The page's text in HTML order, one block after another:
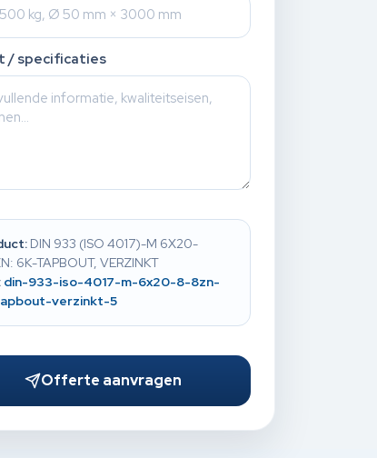
/ specificaties
DIN 933 (ISO 4017)-M 6X20-
6K-TAPBOUT, VERZINKT
din-933-iso-4017-m-6x20-8-8zn-
verzinkt-5
Offerte aanvragen